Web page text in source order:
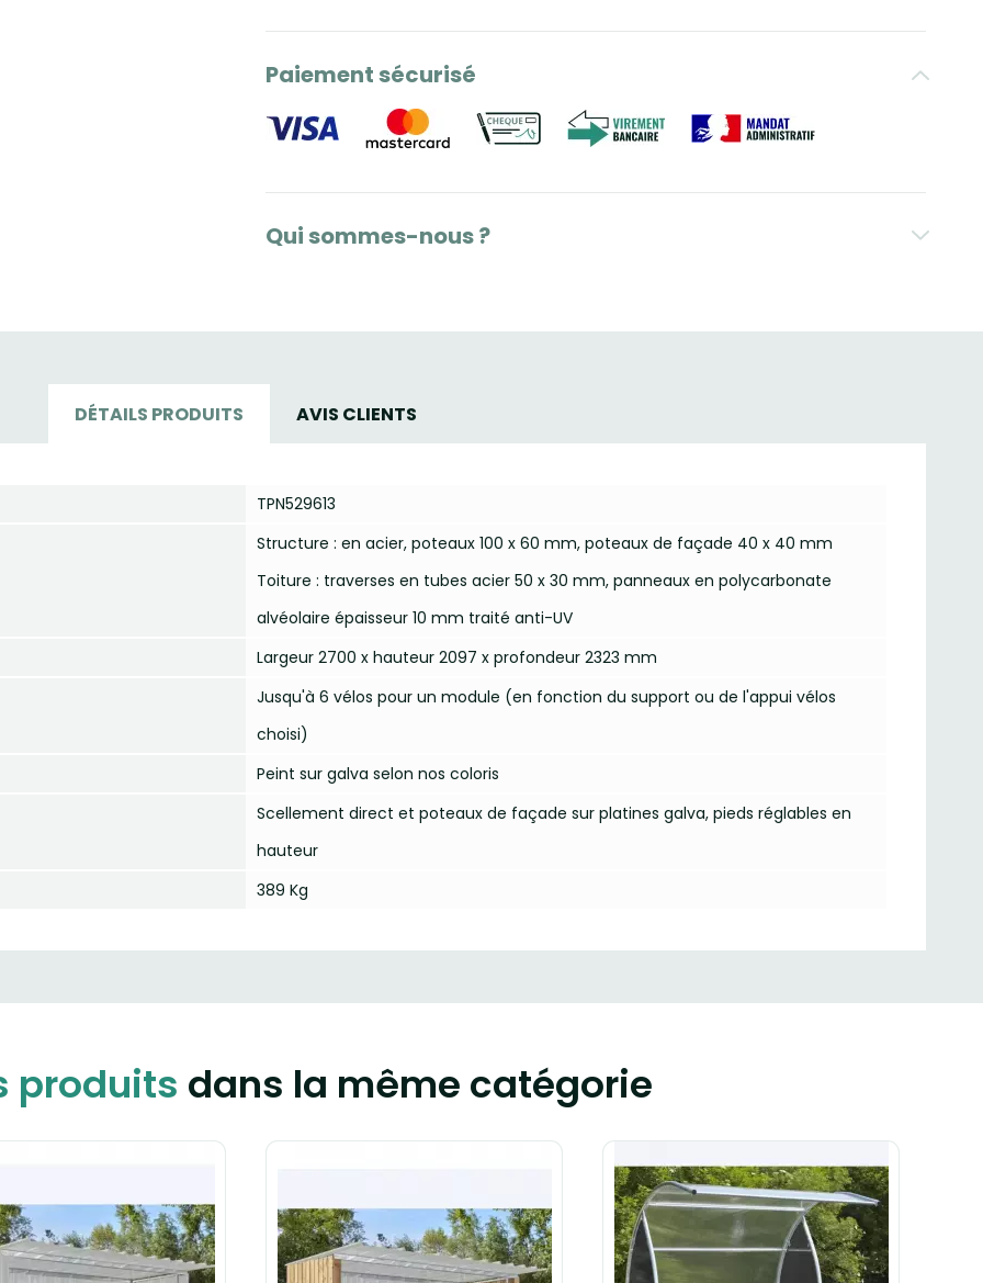
Paiement sécurisé
Qui sommes-nous ?
DÉTAILS PRODUITS AVIS CLIENTS
TPN529613
Structure : en acier, poteaux 100 x 60 mm, poteaux de façade 40 x 40 mm
Toiture : traverses en tubes acier 50 x 30 mm, panneaux en polycarbonate
alvéolaire épaisseur 10 mm traité anti-UV
Largeur 2700 x hauteur 2097 x profondeur 2323 mm
Jusqu'à 6 vélos pour un module (en fonction du support ou de l'appui vélos
choisi)
Peint sur galva selon nos coloris
Scellement direct et poteaux de façade sur platines galva, pieds réglables en
hauteur
389 Kg
produits dans la même catégorie